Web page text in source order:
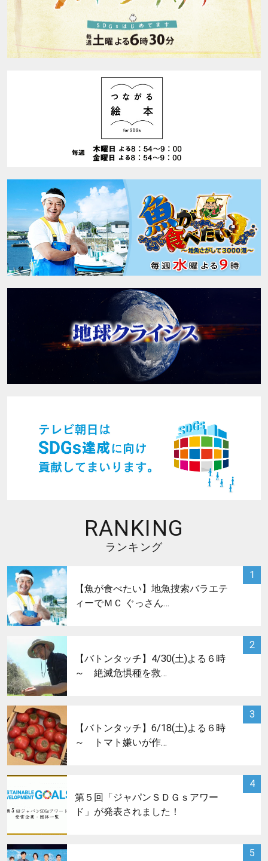
RANKING
ランキング
1
サムネイル
【魚が食べたい】地魚捜索バラエテ
ィーでＭＣ ぐっさん…
2
【バトンタッチ】4/30(土)よる６時
～ 絶滅危惧種を救…
3
【バトンタッチ】6/18(土)よる６時
～ トマト嫌いが作…
4
サムネイル
第５回「ジャパンＳＤＧｓアワー
ド」が発表されました！
5
サムネイル